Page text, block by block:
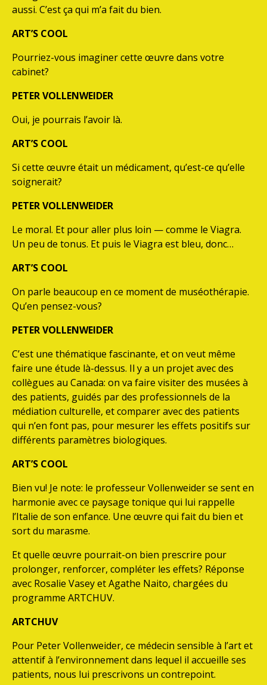
aussi. C’est ça qui m’a fait du bien.
ART’S COOL
Pourriez-vous imaginer cette œuvre dans votre
cabinet?
PETER VOLLENWEIDER
Oui, je pourrais l’avoir là.
ART’S COOL
Si cette œuvre était un médicament, qu’est-ce qu’elle
soignerait?
PETER VOLLENWEIDER
Le moral. Et pour aller plus loin — comme le Viagra.
Un peu de tonus. Et puis le Viagra est bleu, donc…
ART’S COOL
On parle beaucoup en ce moment de muséothérapie.
Qu’en pensez-vous?
PETER VOLLENWEIDER
C’est une thématique fascinante, et on veut même
faire une étude là-dessus. Il y a un projet avec des
collègues au Canada: on va faire visiter des musées à
des patients, guidés par des professionnels de la
médiation culturelle, et comparer avec des patients
qui n’en font pas, pour mesurer les effets positifs sur
différents paramètres biologiques.
ART’S COOL
Bien vu! Je note: le professeur Vollenweider se sent en
harmonie avec ce paysage tonique qui lui rappelle
l’Italie de son enfance. Une œuvre qui fait du bien et
sort du marasme.
Et quelle œuvre pourrait-on bien prescrire pour
prolonger, renforcer, compléter les effets? Réponse
avec Rosalie Vasey et Agathe Naito, chargées du
programme ARTCHUV.
ARTCHUV
Pour Peter Vollenweider, ce médecin sensible à l’art et
attentif à l’environnement dans lequel il accueille ses
patients, nous lui prescrivons un contrepoint.